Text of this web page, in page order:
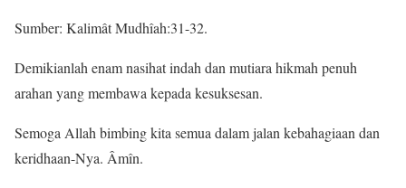
Sumber: Kalimât Mudhîah:31-32.
Demikianlah enam nasihat indah dan mutiara hikmah penuh
arahan yang membawa kepada kesuksesan.
Semoga Allah bimbing kita semua dalam jalan kebahagiaan dan
keridhaan-Nya. Âmîn.